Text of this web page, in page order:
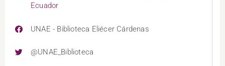
Ecuador
UNAE - Biblioteca Eliécer Cárdenas
@UNAE_Biblioteca